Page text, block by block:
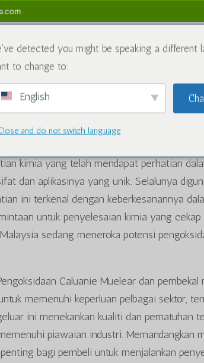
maddələr Bloq Bizimlə əlaqə saxlayın
məhsullar
kimia yang telah mendapat perhatian
dan aplikasinya yang unik. Selalunya
ini terkenal dengan keberkesanannya
untuk penyelesaian kimia yang cekap
sedang meneroka potensi
Caluanie Muelear dan pembekal
memenuhi keperluan pelbagai sektor,
ini menekankan kualiti dan pematuhan
piawaian industri. Memandangkan
bagi pembeli untuk menjalankan
detected you might be speaking a different
to change to:
English
and do not switch language